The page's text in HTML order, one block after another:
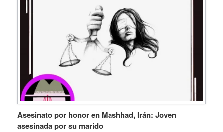
Asesinato por honor en Mashhad, Irán: Joven
asesinada por su marido